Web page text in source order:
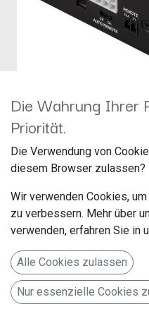
MATCH M
Hersteller: Audiotec Fischer
Artikelnummer: M5.4DSK
599,00€ Alle Preise inkl.
Die Wahrung Ihrer
Priorität.
Die Verwendung von
diesem Browser zulassen?
Wir verwenden Cookies,
zu verbessern. Mehr über
verwenden, erfahren Sie in
Alle Cookies zulassen
Nur essenzielle Cookies